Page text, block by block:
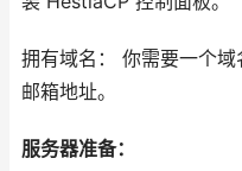
拥有域名： 你需要一个
邮箱地址。
服务器准备：